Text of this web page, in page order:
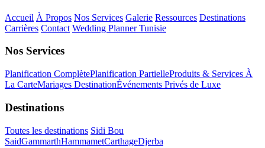
Accueil À Propos Nos Services Galerie Ressources Destinations
Carrières Contact Wedding Planner Tunisie
Nos Services
Planification ComplètePlanification PartielleProduits & Services À
La CarteMariages DestinationÉvénements Privés de Luxe
Destinations
Toutes les destinations Sidi Bou
SaidGammarthHammametCarthageDjerba